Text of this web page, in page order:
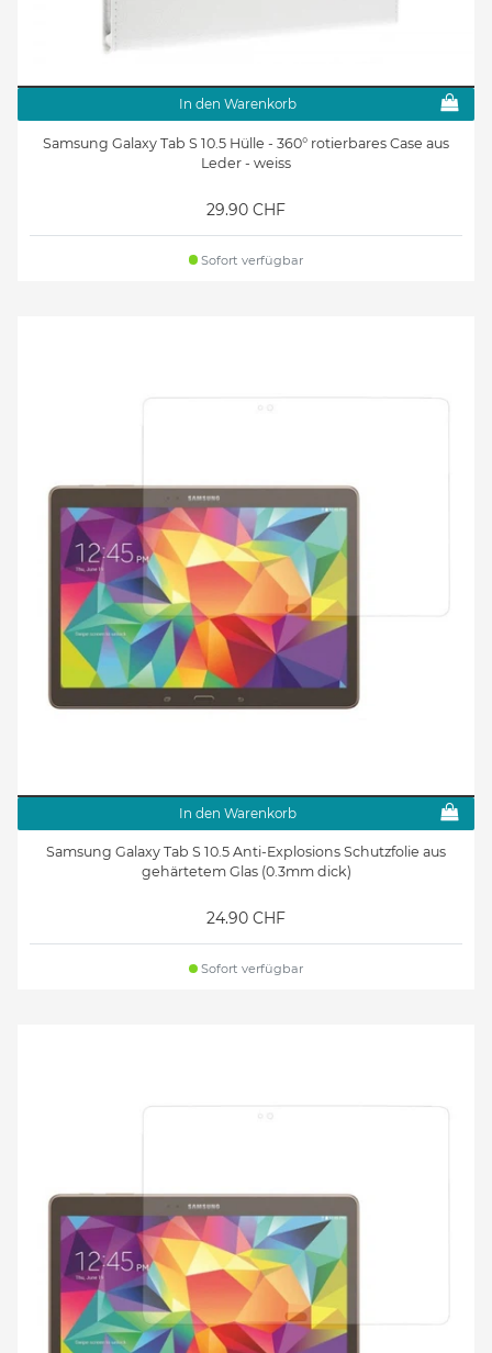
In den Warenkorb
Samsung Galaxy Tab S 10.5 Hülle - 360° rotierbares Case aus
Leder - weiss
29.90 CHF
Sofort verfügbar
In den Warenkorb
Samsung Galaxy Tab S 10.5 Anti-Explosions Schutzfolie aus
gehärtetem Glas (0.3mm dick)
24.90 CHF
Sofort verfügbar